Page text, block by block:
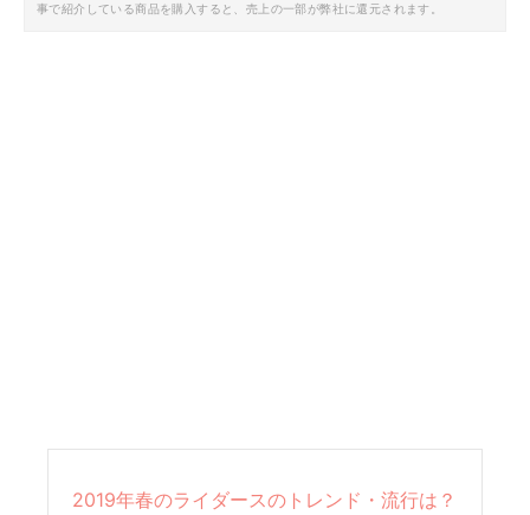
事で紹介している商品を購入すると、売上の一部が弊社に還元されます。
2019年春のライダースのトレンド・流行は？